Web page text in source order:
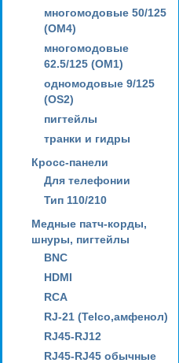
многомодовые 50/125
(OM4)
многомодовые
62.5/125 (OM1)
одномодовые 9/125
(OS2)
пигтейлы
транки и гидры
Кросс-панели
Для телефонии
Тип 110/210
Медные патч-корды,
шнуры, пигтейлы
BNC
HDMI
RCA
RJ-21 (Telco,амфенол)
RJ45-RJ12
RJ45-RJ45 обычные